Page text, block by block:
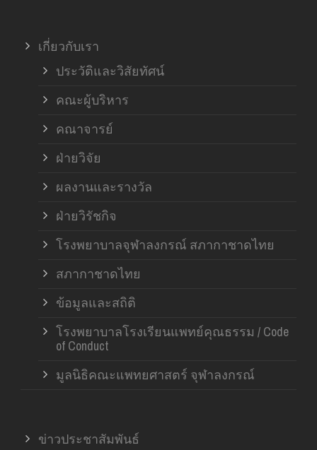
เกี่ยวกับเรา
ประวัติและวิสัยทัศน์
คณะผู้บริหาร
คณาจารย์
ฝ่ายวิจัย
ผลงานและรางวัล
ฝ่ายวิรัชกิจ
โรงพยาบาลจุฬาลงกรณ์ สภากาชาดไทย
สภากาชาดไทย
ข้อมูลและสถิติ
โรงพยาบาลโรงเรียนแพทย์คุณธรรม / Code
of Conduct
มูลนิธิคณะแพทยศาสตร์ จุฬาลงกรณ์
ข่าวประชาสัมพันธ์